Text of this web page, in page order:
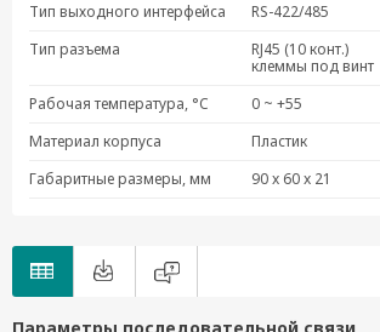
Тип выходного интерфейса
RS-422/485
Тип разъема
RJ45 (10 конт.)
клеммы под винт
Рабочая температура, °C
0 ~ +55
Материал корпуса
Пластик
Габаритные размеры, мм
90 x 60 x 21